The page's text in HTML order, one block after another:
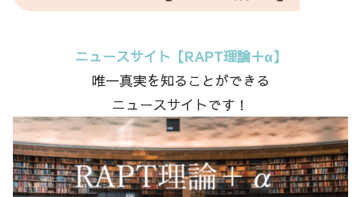
ニュースサイト【RAPT理論＋α】
唯一真実を知ることができる
ニュースサイトです！